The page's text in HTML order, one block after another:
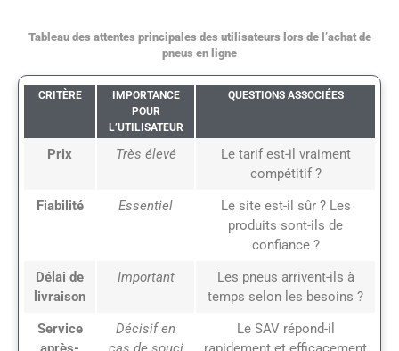
Tableau des attentes principales des utilisateurs lors de l’achat de
pneus en ligne
CRITÈRE
IMPORTANCE
POUR
L’UTILISATEUR
QUESTIONS ASSOCIÉES
Prix Très élevé
Le tarif est-il vraiment
compétitif ?
Fiabilité
Essentiel
Le site est-il sûr ? Les
produits sont-ils de
confiance ?
Délai de
livraison
Important
Les pneus arrivent-ils à
temps selon les besoins ?
Service
Décisif en
Le SAV répond-il